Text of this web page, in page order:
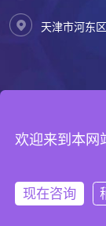
天津市河东
欢迎来到本网
现在咨询